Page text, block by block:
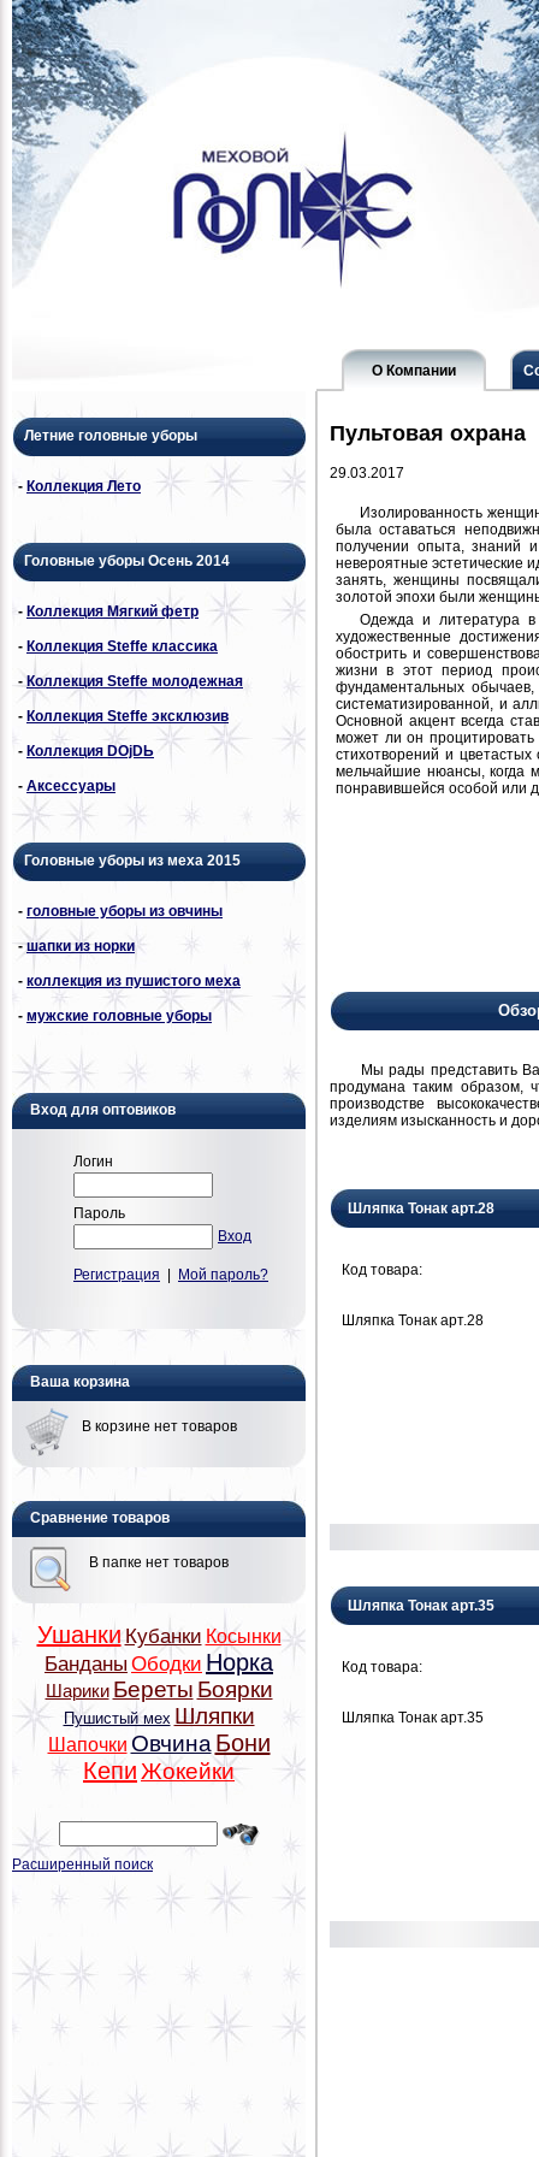
О Компании
Летние головные уборы
- Коллекция Лето
Головные уборы Осень 2014
- Коллекция Мягкий фетр
- Коллекция Steffe классика
-Коллекция Steffe молодежная
- Коллекция Steffe эксклюзив
- Коллекция DОjDЬ
- Аксессуары
Головные уборы из меха 2015
- головные уборы из овчины
-шапки из норки
- коллекция из пушистого меха
- мужские головные уборы
Вход для оптовиков
Логин
Пароль
Вход
Регистрация Мой пароль?
Ваша корзина
В корзине нет товаров
Сравнение товаров
В папке нет товаров
Ушанки Кубанки Косынки
Банданы Ободки Норка
Шарики Береты Боярки
Пушистый мех Шляпки
Шапочки Овчина Бони
Кепи Жокейки
Расширенный поиск
Пультовая охрана
29.03.2017
Изолированность
была оставаться
получении опыта, знаний
невероятные эстетические
занять, женщины
золотой эпохи были
Одежда и литература в
художественные
обострить и
жизни в этот период
фундаментальных
систематизированной, и
Основной акцент всегда
может ли он
стихотворений и
мельчайшие нюансы, когда
понравившейся особой или
Мы рады представить Вам
продумана таким образом,
производстве
изделиям изысканность и
Шляпка Тонак арт.28
Код товара:
Шляпка Тонак арт.28
Шляпка Тонак арт.35
Код товара:
Шляпка Тонак арт.35